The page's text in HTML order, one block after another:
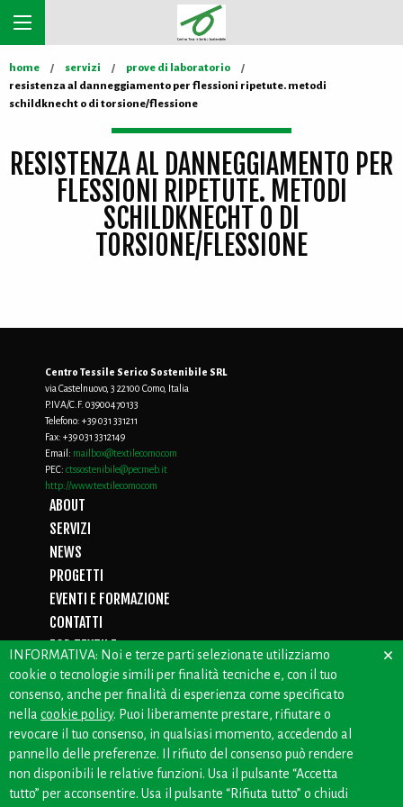
home servizi
prove di laboratorio
resistenza al danneggiamento per flessioni ripetute. metodi
schildknecht o di torsione/flessione
RESISTENZA AL DANNEGGIAMENTO PER
FLESSIONI RIPETUTE. METODI
SCHILDKNECHT O DI
TORSIONE/FLESSIONE
Centro Tessile Serico Sostenibile SRL
via Castelnuovo, 3 22100 Como, Italia
P.IVA/C.F. 03900470133
Telefono: +39 031 331211
Fax: +39 031 3312149
Email: mailbox@textilecomo.com
PEC: ctssostenibile@pecmeb.it
http://www.textilecomo.com
ABOUT
SERVIZI
NEWS
PROGETTI
EVENTI E FORMAZIONE
CONTATTI
FOR TEXTILE
D.LGS. 231/01
WHISTLEBLOWING
CREDITS: OFFICINEBIANCHE
INFORMATIVA: Noi e terze parti selezionate utilizziamo
cookie o tecnologie simili per finalità tecniche e, con il tuo
consenso, anche per finalità di esperienza come specificato
nella cookie policy. Puoi liberamente prestare, rifiutare o
revocare il tuo consenso, in qualsiasi momento, accedendo al
pannello delle preferenze. Il rifiuto del consenso può rendere
non disponibili le relative funzioni. Usa il pulsante “Accetta
tutto” per acconsentire. Usa il pulsante “Rifiuta tutto” o chiudi
×